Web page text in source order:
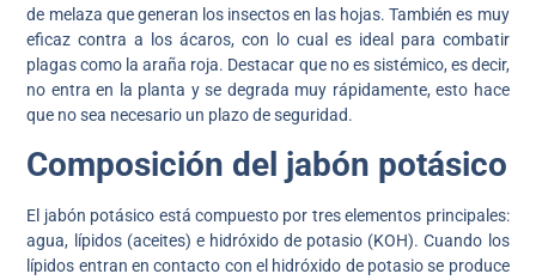
de melaza que generan los insectos en las hojas. También es muy
eficaz contra a los ácaros, con lo cual es ideal para combatir
plagas como la araña roja. Destacar que no es sistémico, es decir,
no entra en la planta y se degrada muy rápidamente, esto hace
que no sea necesario un plazo de seguridad.
Composición del jabón potásico
El jabón potásico está compuesto por tres elementos principales:
agua, lípidos (aceites) e hidróxido de potasio (KOH). Cuando los
lípidos entran en contacto con el hidróxido de potasio se produce